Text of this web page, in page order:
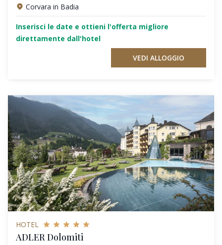
Corvara in Badia
Inserisci le date e ottieni l'offerta migliore
direttamente dall'hotel
VEDI ALLOGGIO
HOTEL
ADLER Dolomiti